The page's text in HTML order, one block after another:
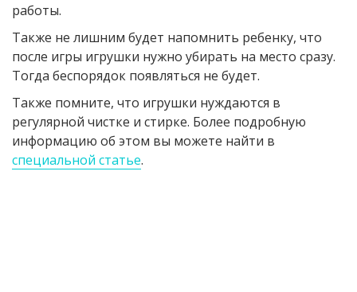
работы.
Также не лишним будет напомнить ребенку, что
после игры игрушки нужно убирать на место сразу.
Тогда беспорядок появляться не будет.
Также помните, что игрушки нуждаются в
регулярной чистке и стирке. Более подробную
информацию об этом вы можете найти в
специальной статье.